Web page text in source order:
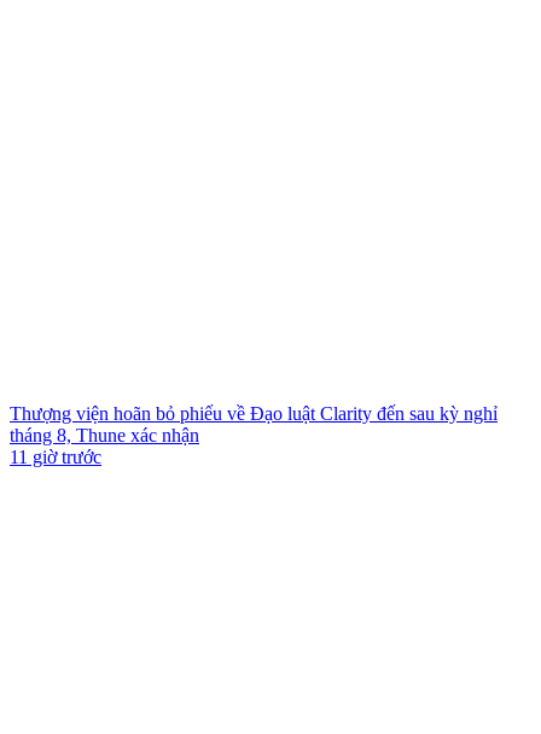
Thượng viện hoãn bỏ phiếu về Đạo luật Clarity đến sau kỳ nghỉ
tháng 8, Thune xác nhận
11 giờ trước